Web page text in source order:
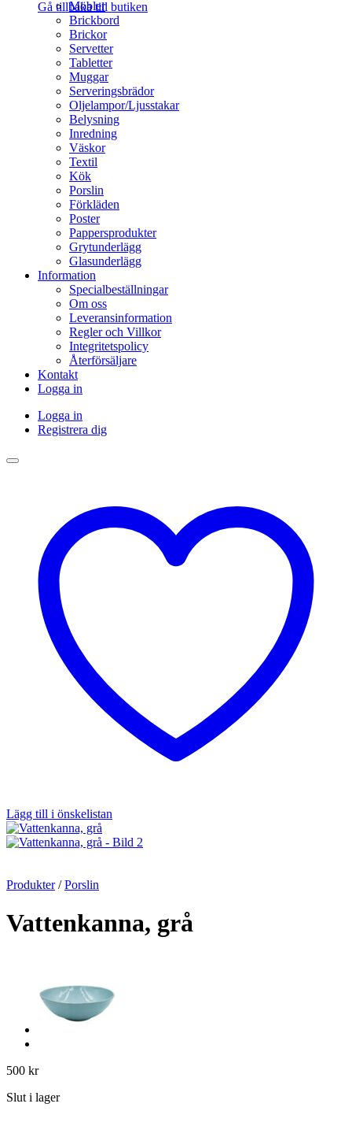
Gå tillbaka till butiken
Möbler
Brickbord
Brickor
Servetter
Tabletter
Muggar
Serveringsbrädor
Oljelampor/Ljusstakar
Belysning
Inredning
Väskor
Textil
Kök
Porslin
Förkläden
Poster
Pappersprodukter
Grytunderlägg
Glasunderlägg
Information
Specialbeställningar
Om oss
Leveransinformation
Regler och Villkor
Integritetspolicy
Återförsäljare
Kontakt
Logga in
Logga in
Registrera dig
Lägg till i önskelistan
Produkter / Porslin
Vattenkanna, grå
500 kr
Slut i lager